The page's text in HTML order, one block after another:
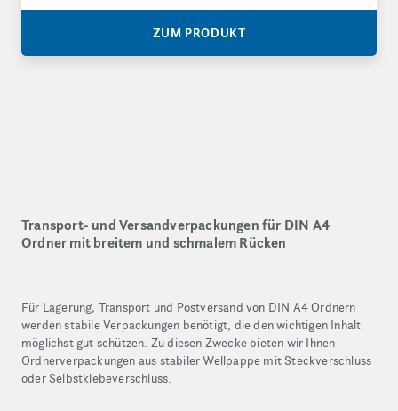
ZUM PRODUKT
Transport- und Versandverpackungen für DIN A4
Ordner mit breitem und schmalem Rücken
Für Lagerung, Transport und Postversand von DIN A4 Ordnern
werden stabile Verpackungen benötigt, die den wichtigen Inhalt
möglichst gut schützen. Zu diesen Zwecke bieten wir Ihnen
Ordnerverpackungen aus stabiler Wellpappe mit Steckverschluss
oder Selbstklebeverschluss.